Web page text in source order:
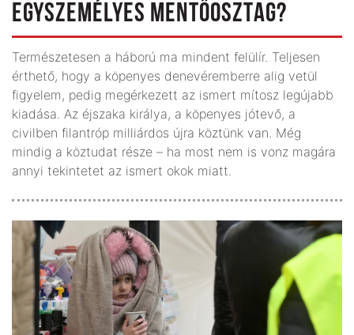
EGYSZEMÉLYES MENTŐOSZTAG?
Természetesen a háború ma mindent felülír. Teljesen
érthető, hogy a köpenyes denevéremberre alig vetül
figyelem, pedig megérkezett az ismert mítosz legújabb
kiadása. Az éjszaka királya, a köpenyes jótevő, a
civilben filantróp milliárdos újra köztünk van. Még
mindig a köztudat része – ha most nem is vonz magá­ra
annyi tekintetet az ismert okok miatt.